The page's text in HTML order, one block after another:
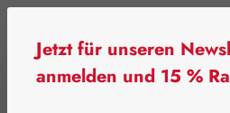
Jetzt für unseren
anmelden und 15 %